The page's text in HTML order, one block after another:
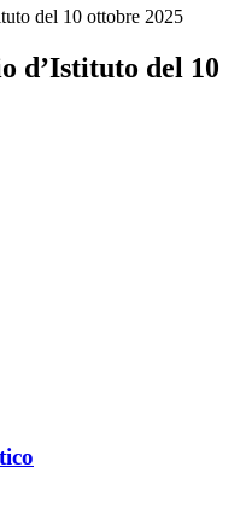
del 10 ottobre 2025
d’Istituto del 10